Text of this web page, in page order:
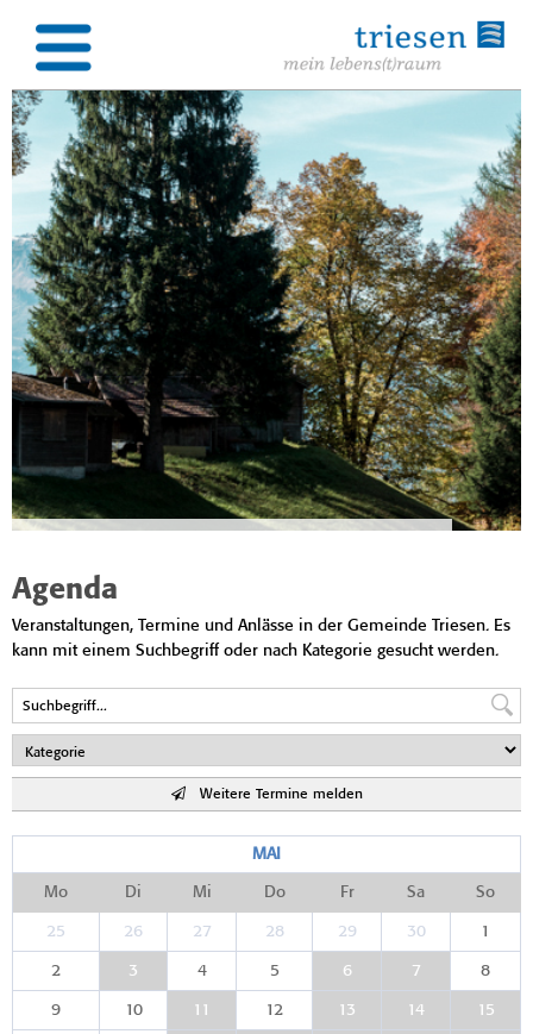
Agenda
Veranstaltungen, Termine und Anlässe in der Gemeinde Triesen. Es
kann mit einem Suchbegriff oder nach Kategorie gesucht werden.
Weitere Termine melden
MAI
Mo Di Mi Do Fr Sa So
25 26 27 28 29 30 1
2 3 4 5 6 7 8
9 10 11 12 13 14 15